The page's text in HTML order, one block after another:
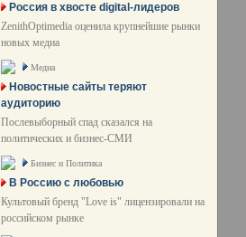
Россия в хвосте digital-лидеров
ZenithOptimedia оценила крупнейшие рынки
новых медиа
Медиа
Новостные сайты теряют
аудиторию
Послевыборный спад сказался на
политических и бизнес-СМИ
Бизнес и Политика
В Россию с любовью
Культовый бренд "Love is" лицензировали на
российском рынке